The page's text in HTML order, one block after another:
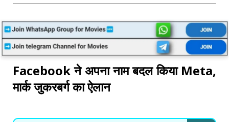
Facebook ने अपना नाम बदल किया Meta,
मार्क जुकरबर्ग का ऐलान